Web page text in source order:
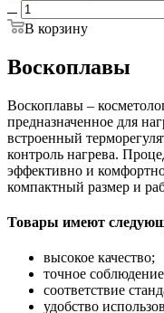
В корзину
Воскоплавы
Воскоплавы –
предназначенное для
встроенный
контроль нагрева.
эффективно и
компактный размер и
Товары имеют
высокое качество;
точное
соответствие
удобство